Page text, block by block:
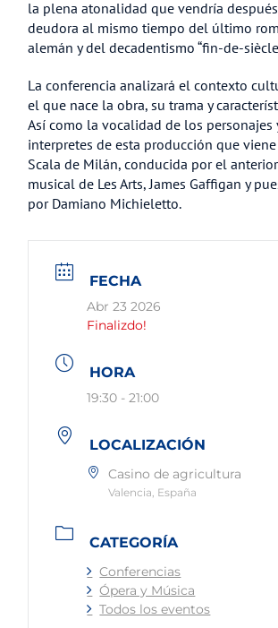
la plena atonalidad que vendría
deudora al mismo tiempo del último
alemán y del decadentismo “fin-de-
La conferencia analizará el contexto
el que nace la obra, su trama y
Así como la vocalidad de los personajes
interpretes de esta producción que
Scala de Milán, conducida por el
musical de Les Arts, James Gaffigan y
por Damiano Michieletto.
FECHA
Abr 23 2026
Finalizdo!
HORA
19:30 - 21:00
LOCALIZACIÓN
Casino de agricultura
Valencia, España
CATEGORÍA
Conferencias
Ópera y Música
Todos los eventos